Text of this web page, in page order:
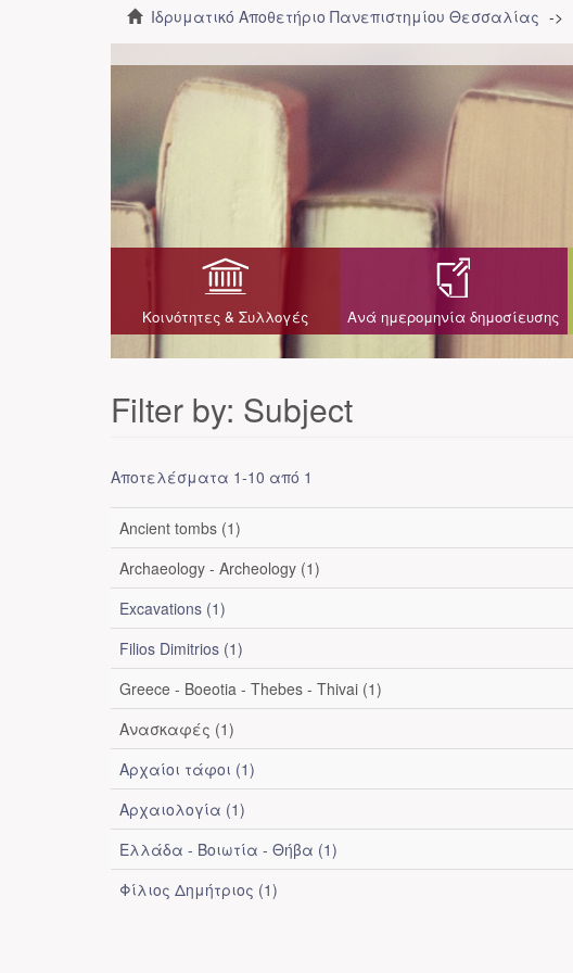
Ιδρυματικό Αποθετήριο Πανεπιστημίου Θεσσαλίας
Κοινότητες & Συλλογές Ανά ημερομηνία δημοσίευσης
Filter by: Subject
Αποτελέσματα 1-10 από 1
Ancient tombs (1)
Archaeology - Archeology (1)
Excavations (1)
Filios Dimitrios (1)
Greece - Boeotia - Thebes - Thivai (1)
Ανασκαφές (1)
Αρχαίοι τάφοι (1)
Αρχαιολογία (1)
Ελλάδα - Βοιωτία - Θήβα (1)
Φίλιος Δημήτριος (1)